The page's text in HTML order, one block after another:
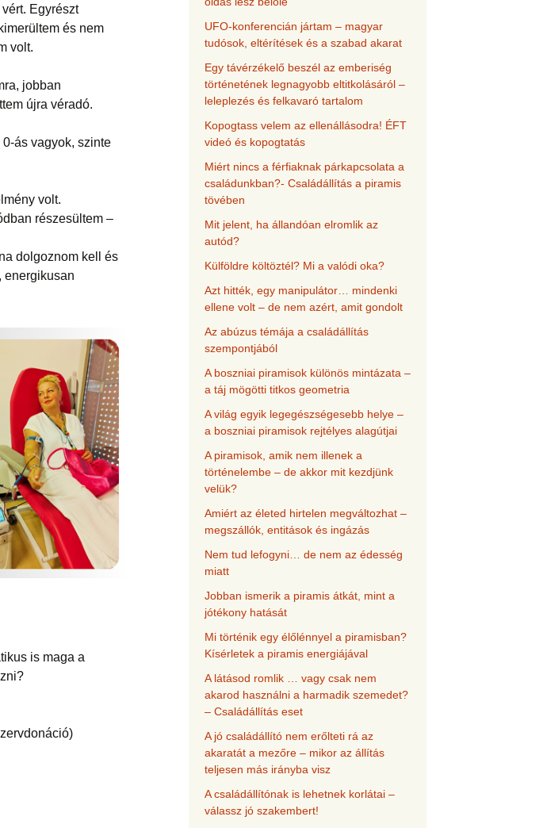
Egyrészt
és nem
volt.
jobban
újra véradó.
ás vagyok, szinte
volt.
részesültem –
dolgoznom kell és
energikusan
is maga a
UFO-konferencián jártam – magyar
tudósok, eltérítések és a szabad akarat
Egy távérzékelő beszél az emberiség
történetének legnagyobb eltitkolásáról –
leleplezés és felkavaró tartalom
Kopogtass velem az ellenállásodra! ÉFT
videó és kopogtatás
Miért nincs a férfiaknak párkapcsolata a
családunkban?- Családállítás a piramis
tövében
Mit jelent, ha állandóan elromlik az
autód?
Külföldre költöztél? Mi a valódi oka?
Azt hitték, egy manipulátor… mindenki
ellene volt – de nem azért, amit gondolt
Az abúzus témája a családállítás
szempontjából
A boszniai piramisok különös mintázata –
a táj mögötti titkos geometria
A világ egyik legegészségesebb helye –
a boszniai piramisok rejtélyes alagútjai
A piramisok, amik nem illenek a
történelembe – de akkor mit kezdjünk
velük?
Amiért az életed hirtelen megváltozhat –
megszállók, entitások és ingázás
Nem tud lefogyni… de nem az édesség
miatt
Jobban ismerik a piramis átkát, mint a
jótékony hatását
Mi történik egy élőlénnyel a piramisban?
Kísérletek a piramis energiájával
A látásod romlik … vagy csak nem
akarod használni a harmadik szemedet?
– Családállítás eset
A jó családállító nem erőlteti rá az
akaratát a mezőre – mikor az állítás
teljesen más irányba visz
A családállítónak is lehetnek korlátai –
válassz jó szakembert!